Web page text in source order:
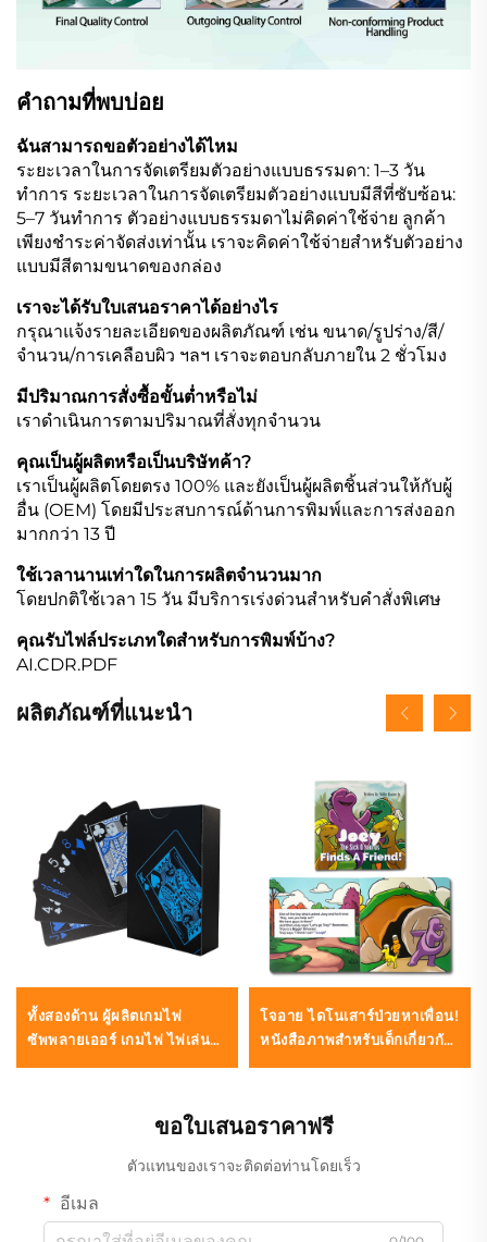
คำถามที่พบบ่อย
ฉันสามารถขอตัวอย่างได้ไหม
ระยะเวลาในการจัดเตรียมตัวอย่างแบบธรรมดา: 1–3 วัน
ทำการ ระยะเวลาในการจัดเตรียมตัวอย่างแบบมีสีที่ซับซ้อน:
5–7 วันทำการ ตัวอย่างแบบธรรมดาไม่คิดค่าใช้จ่าย ลูกค้า
เพียงชำระค่าจัดส่งเท่านั้น เราจะคิดค่าใช้จ่ายสำหรับตัวอย่าง
แบบมีสีตามขนาดของกล่อง
เราจะได้รับใบเสนอราคาได้อย่างไร
กรุณาแจ้งรายละเอียดของผลิตภัณฑ์ เช่น ขนาด/รูปร่าง/สี/
จำนวน/การเคลือบผิว ฯลฯ เราจะตอบกลับภายใน 2 ชั่วโมง
มีปริมาณการสั่งซื้อขั้นต่ำหรือไม่
เราดำเนินการตามปริมาณที่สั่งทุกจำนวน
คุณเป็นผู้ผลิตหรือเป็นบริษัทค้า?
เราเป็นผู้ผลิตโดยตรง 100% และยังเป็นผู้ผลิตชิ้นส่วนให้กับผู้
อื่น (OEM) โดยมีประสบการณ์ด้านการพิมพ์และการส่งออก
มากกว่า 13 ปี
ใช้เวลานานเท่าใดในการผลิตจำนวนมาก
โดยปกติใช้เวลา 15 วัน มีบริการเร่งด่วนสำหรับคำสั่งพิเศษ
คุณรับไฟล์ประเภทใดสำหรับการพิมพ์บ้าง?
AI.CDR.PDF
ผลิตภัณฑ์ที่แนะนำ
ทั้งสองด้าน ผู้ผลิตเกมไพ่
ซัพพลายเออร์ เกมไพ่ ไพ่เล่น
โจอาย ไดโนเสาร์ป่วยหาเพื่อน!
หนังสือภาพสำหรับเด็กเกี่ยวกับ
ขอใบเสนอราคาฟรี
ตัวแทนของเราจะติดต่อท่านโดยเร็ว
อีเมล